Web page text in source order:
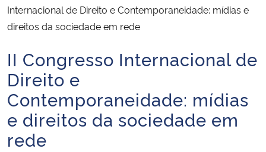
Ministério da Economia
Ministério da Infraestrutura
Ministério da Agricultura, Pecuária e Abastecimento
Ministério da Educação
Ministério da Cidadania
Internacional de Direito e Contemporaneidade: mídias e
direitos da sociedade em rede
Início do conteúdo
II Congresso Internacional de
Direito e
Contemporaneidade: mídias
e direitos da sociedade em
rede